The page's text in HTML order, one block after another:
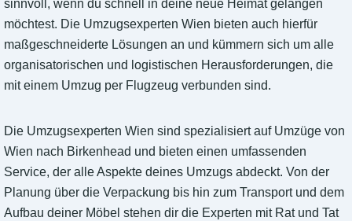
sinnvoll, wenn du schnell in deine neue Heimat gelangen
möchtest. Die Umzugsexperten Wien bieten auch hierfür
maßgeschneiderte Lösungen an und kümmern sich um alle
organisatorischen und logistischen Herausforderungen, die
mit einem Umzug per Flugzeug verbunden sind.
Die Umzugsexperten Wien sind spezialisiert auf Umzüge von
Wien nach Birkenhead und bieten einen umfassenden
Service, der alle Aspekte deines Umzugs abdeckt. Von der
Planung über die Verpackung bis hin zum Transport und dem
Aufbau deiner Möbel stehen dir die Experten mit Rat und Tat